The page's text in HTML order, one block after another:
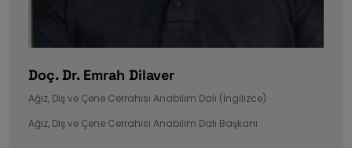
Doç. Dr. Emrah Dilaver
Ağız, Diş ve Çene Cerrahisi Anabilim Dalı (İngilizce)
Ağız, Diş ve Çene Cerrahisi Anabilim Dalı Başkanı